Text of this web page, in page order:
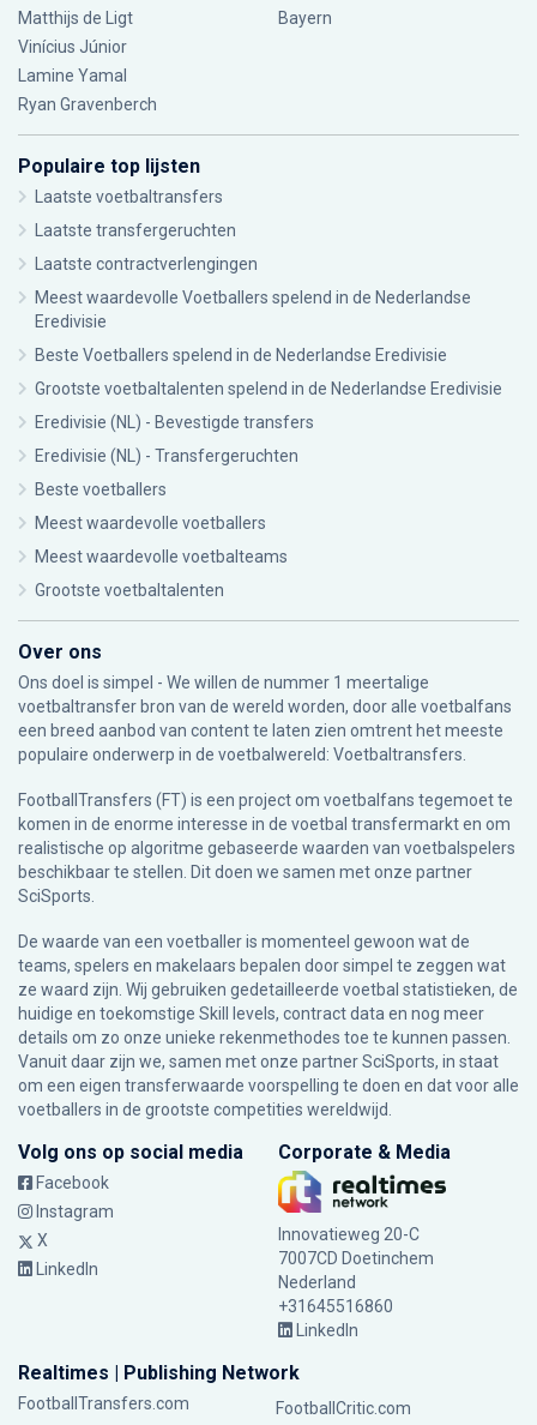
Matthijs de Ligt
Vinícius Júnior
Lamine Yamal
Ryan Gravenberch
Bayern
Populaire top lijsten
Laatste voetbaltransfers
Laatste transfergeruchten
Laatste contractverlengingen
Meest waardevolle Voetballers spelend in de Nederlandse
Eredivisie
Beste Voetballers spelend in de Nederlandse Eredivisie
Grootste voetbaltalenten spelend in de Nederlandse Eredivisie
Eredivisie (NL) - Bevestigde transfers
Eredivisie (NL) - Transfergeruchten
Beste voetballers
Meest waardevolle voetballers
Meest waardevolle voetbalteams
Grootste voetbaltalenten
Over ons
Ons doel is simpel - We willen de nummer 1 meertalige
voetbaltransfer bron van de wereld worden, door alle voetbalfans
een breed aanbod van content te laten zien omtrent het meeste
populaire onderwerp in de voetbalwereld: Voetbaltransfers.
FootballTransfers (FT) is een project om voetbalfans tegemoet te
komen in de enorme interesse in de voetbal transfermarkt en om
realistische op algoritme gebaseerde waarden van voetbalspelers
beschikbaar te stellen. Dit doen we samen met onze partner
SciSports
De waarde van een voetballer is momenteel gewoon wat de
teams, spelers en makelaars bepalen door simpel te zeggen wat
ze waard zijn. Wij gebruiken gedetailleerde voetbal statistieken, de
huidige en toekomstige Skill levels, contract data en nog meer
details om zo onze unieke rekenmethodes toe te kunnen passen.
Vanuit daar zijn we, samen met onze partner SciSports, in staat
om een eigen transferwaarde voorspelling te doen en dat voor alle
voetballers in de grootste competities wereldwijd.
Volg ons op social media
Facebook
Instagram
X
LinkedIn
Corporate & Media
Innovatieweg 20-C
7007CD Doetinchem
Nederland
+31645516860
LinkedIn
Realtimes | Publishing Network
FootballTransfers.com FootballCritic.com